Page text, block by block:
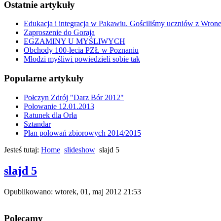
Ostatnie artykuły
Edukacja i integracja w Pakawiu. Gościliśmy uczniów z
Zaproszenie do Goraja
EGZAMINY U MYŚLIWYCH
Obchody 100-lecia PZŁ w Poznaniu
Młodzi myśliwi powiedzieli sobie tak
Popularne artykuły
Połczyn Zdrój "Darz Bór 2012"
Polowanie 12.01.2013
Ratunek dla Orła
Sztandar
Plan polowań zbiorowych 2014/2015
Jesteś tutaj: Home slideshow slajd 5
slajd 5
Opublikowano: wtorek, 01, maj 2012 21:53
Polecamy